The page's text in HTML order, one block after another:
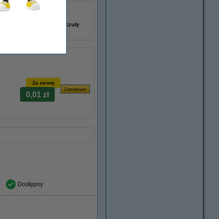
054008
bęben światłoczuły
Za stronę
0,01 zł
Dostępny